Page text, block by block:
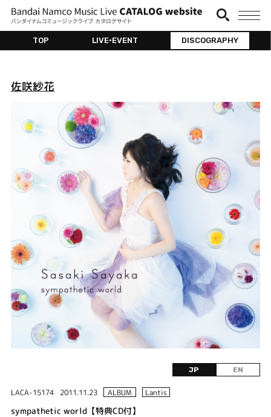
TOP LIVE•EVENT DISCOGRAPHY
佐咲紗花
JP EN
LACA-15174 2011.11.23 ALBUM Lantis
sympathetic world【特典CD付】